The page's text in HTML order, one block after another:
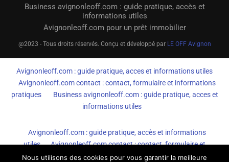
Business avignonleoff.com : guide pratique, accès et
informations utiles
Avignonleoff.com pour un prêt immobilier
@2023 - Tous droits réservés. Conçu et développé par LE OFF Avignon
Avignonleoff.com : guide pratique, acces et informations utiles
Avignonleoff.com contact : contact, formulaire et informations
pratiques
Business avignonleoff.com : guide pratique, acces et
informations utiles
Avignonleoff.com : guide pratique, accès et informations
utiles
Avignonleoff.com contact : contact, formulaire et
informations pratiques
Business avignonleoff.com : guide
Nous utilisons des cookies pour vous garantir la meilleure